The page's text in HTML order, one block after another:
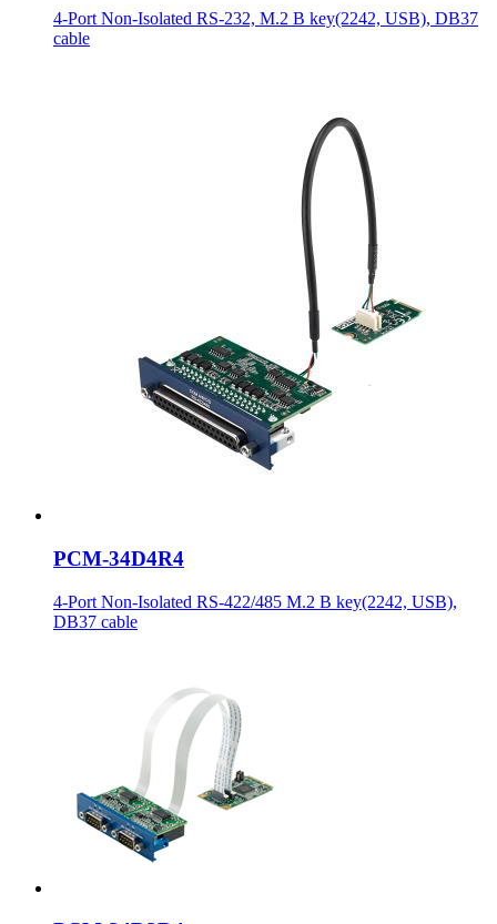
4-Port Non-Isolated RS-232, M.2 B key(2242, USB), DB37
cable
PCM-34D4R4
4-Port Non-Isolated RS-422/485 M.2 B key(2242, USB),
DB37 cable